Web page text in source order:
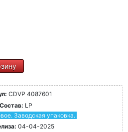
CDVP 4087601
Состав: LP
Заводская упаковка.
04-04-2025